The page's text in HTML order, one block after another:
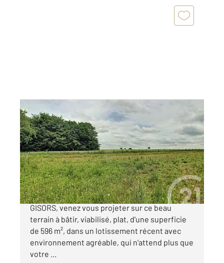
GISORS 27
596 m2
Ref : 676307
Terrain à vendre
53 900 €
Situé dans un charmant village, à 15 minutes de
GISORS, venez vous projeter sur ce beau
terrain à bâtir, viabilisé, plat, d'une superficie
de 596 m², dans un lotissement récent avec
environnement agréable, qui n'attend plus que
votre ...